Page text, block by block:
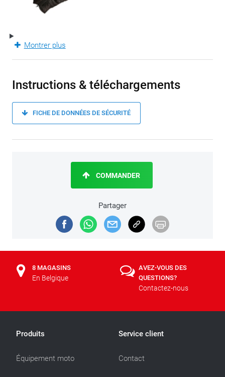
Montrer plus
Instructions & téléchargements
FICHE DE DONNÉES DE SÉCURITÉ
Partager
COMMANDER
8 MAGASINS
En Belgique
AVEZ-VOUS DES
QUESTIONS?
Contactez-nous
Produits
Équipement moto
Service client
Contact